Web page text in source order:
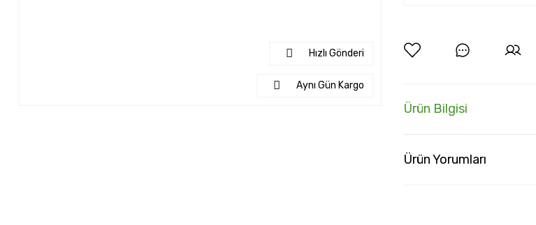
Hızlı Gönderi
Aynı Gün Kargo
Ürün Bilgisi
Ürün Yorumları